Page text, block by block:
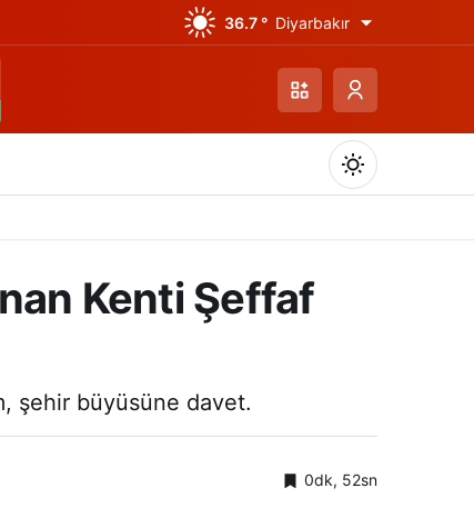
36.7 ° Diyarbakır
Kenti Şeffaf
şehir büyüsüne davet.
0dk, 52sn